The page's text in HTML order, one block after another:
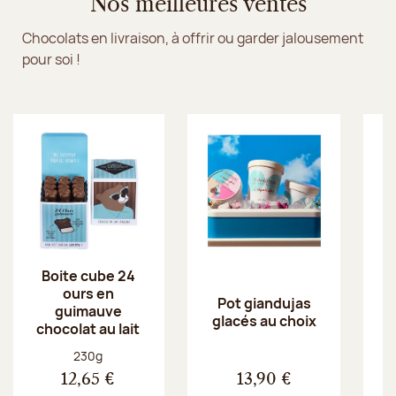
Nos meilleures ventes
Chocolats en livraison, à offrir ou garder jalousement
pour soi !
Boite cube 24
ours en
guimauve
chocolat au lait
Poids net :
230g
12,65 €
Pot giandujas
glacés au choix
13,90 €